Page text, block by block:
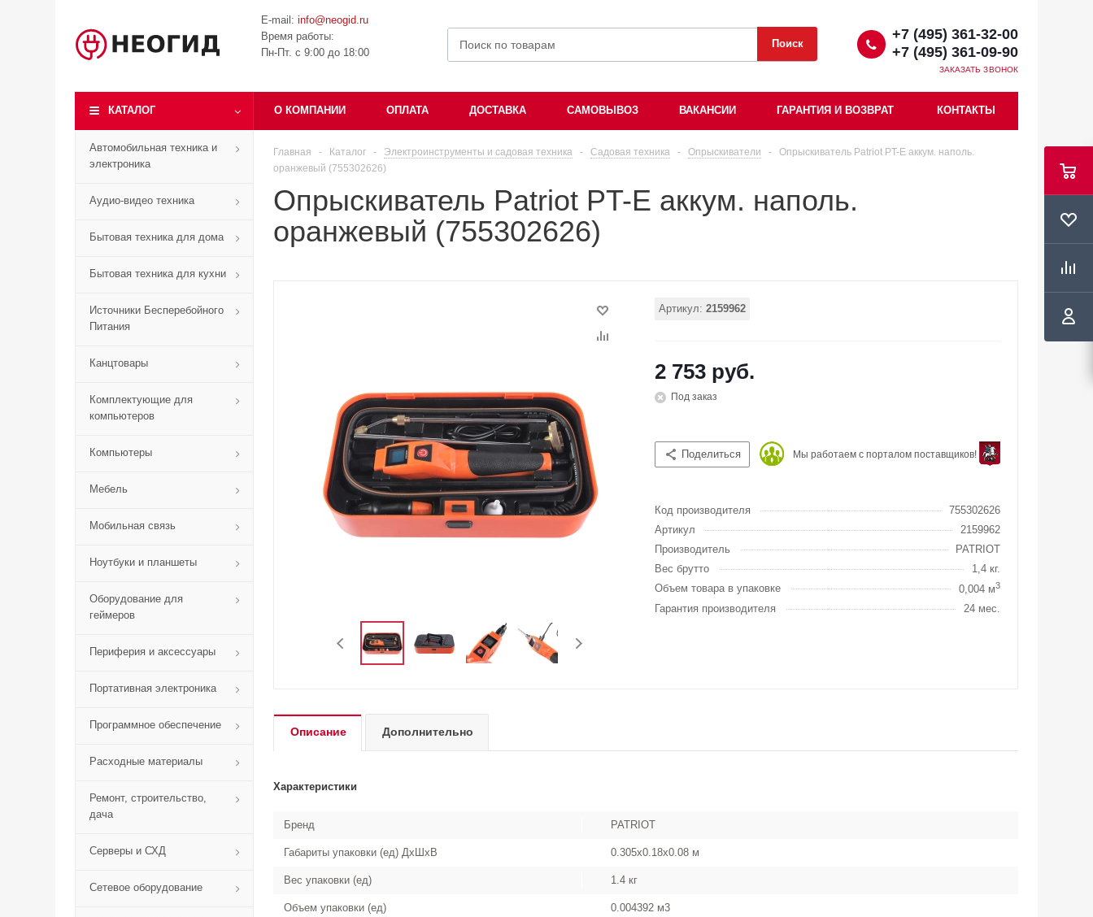
E-mail: info@neogid.ru
Время работы:
Пн-Пт. с 9:00 до 18:00
+7 (495) 361-32-00
+7 (495) 361-09-90
ЗАКАЗАТЬ ЗВОНОК
КАТАЛОГ О КОМПАНИИ ОПЛАТА ДОСТАВКА САМОВЫВОЗ ВАКАНСИИ ГАРАНТИЯ И ВОЗВРАТ КОНТАКТЫ
Автомобильная техника и
электроника
Аудио-видео техника
Бытовая техника для дома
Бытовая техника для кухни
Источники Бесперебойного
Питания
Канцтовары
Комплектующие для
компьютеров
Компьютеры
Мебель
Мобильная связь
Ноутбуки и планшеты
Оборудование для
геймеров
Периферия и аксессуары
Портативная электроника
Программное обеспечение
Расходные материалы
Ремонт, строительство,
дача
Серверы и СХД
Сетевое оборудование
Главная - Каталог - Электроинструменты и садовая техника - Садовая техника - Опрыскиватели -
Опрыскиватель Patriot PT-E аккум. наполь.
оранжевый (755302626)
Опрыскиватель Patriot PT-E аккум. наполь.
оранжевый (755302626)
Артикул: 2159962
2 753 руб.
Под заказ
Поделиться Мы работаем с порталом поставщиков!
Код производителя
755302626
Артикул
2159962
Производитель
PATRIOT
Вес брутто
1,4 кг.
Объем товара в упаковке
0,004 м3
Гарантия производителя 24 мес.
Описание Дополнительно
Характеристики
Бренд PATRIOT
Габариты упаковки (ед) ДхШхВ 0.305x0.18x0.08 м
Вес упаковки (ед) 1.4 кг
Объем упаковки (ед) 0.004392 м3